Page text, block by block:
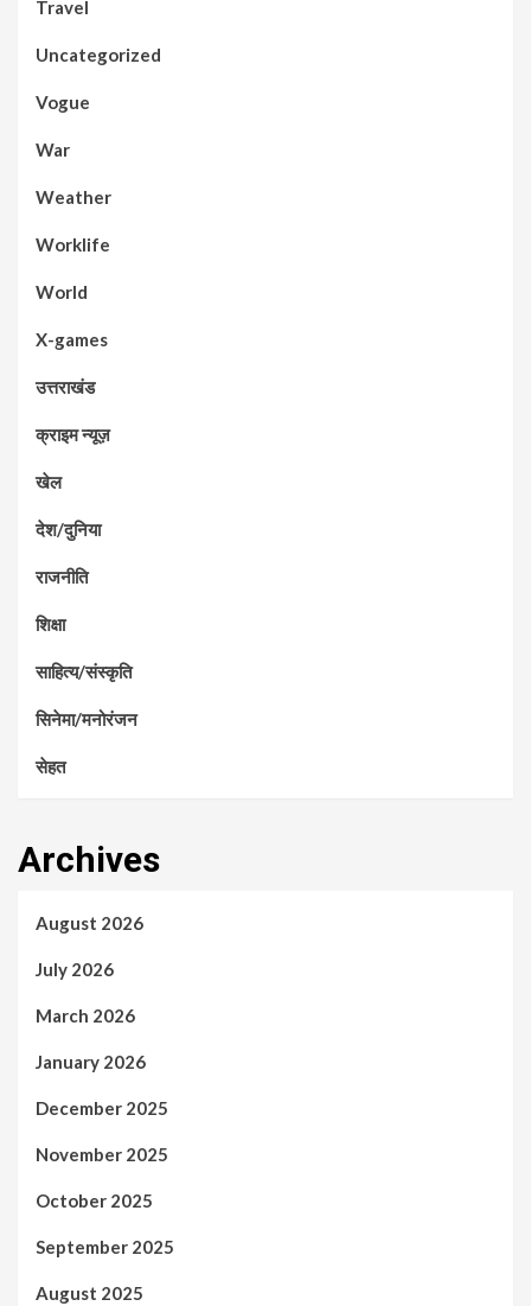
Travel
Uncategorized
Vogue
War
Weather
Worklife
World
X-games
उत्तराखंड
क्राइम न्यूज़
खेल
देश/दुनिया
राजनीति
शिक्षा
साहित्य/संस्कृति
सिनेमा/मनोरंजन
सेहत
Archives
August 2026
July 2026
March 2026
January 2026
December 2025
November 2025
October 2025
September 2025
August 2025